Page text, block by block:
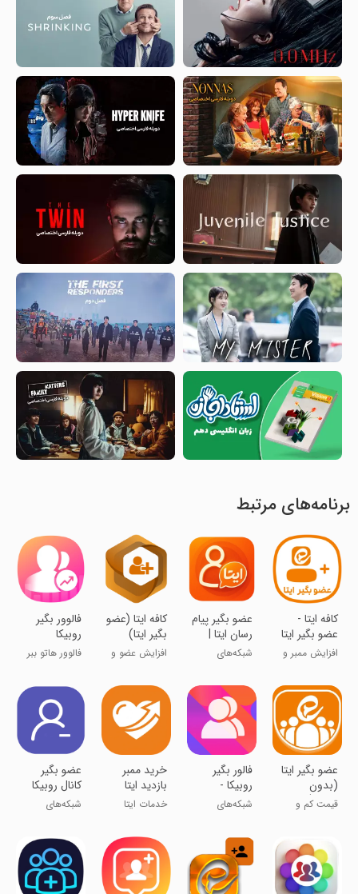
برنامه‌های مرتبط
‏‏‏کافه ایتا -
عضو بگیر ایتا
افزایش ممبر و
‏‏عضو بگیر پیام
رسان ایتا |
ممبر
شبکه‌های
‏کافه ایتا (عضو
بگیر ایتا)
افزایش عضو و
فالوور بگیر
روبیکا
فالوور هاتو ببر
‏عضو بگیر ایتا
(بدون
ریزش)
قیمت کم و
فالور بگیر
روبیکا -
افزایش ممبر
شبکه‌های
‏خرید ممبر
بازدید ایتا
خدمات ایتا
عضو بگیر
کانال روبیکا
شبکه‌های